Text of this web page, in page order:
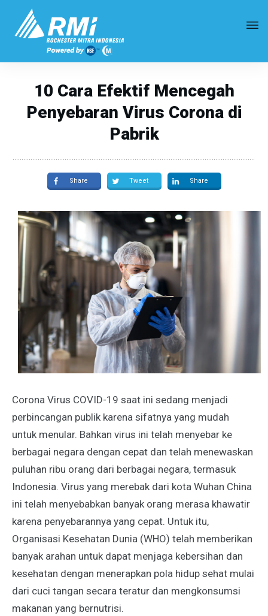
10 Cara Efektif Mencegah
Penyebaran Virus Corona di
Pabrik
Share Tweet Share
Corona Virus COVID-19 saat ini sedang menjadi
perbincangan publik karena sifatnya yang mudah
untuk menular. Bahkan virus ini telah menyebar ke
berbagai negara dengan cepat dan telah menewaskan
puluhan ribu orang dari berbagai negara, termasuk
Indonesia. Virus yang merebak dari kota Wuhan China
ini telah menyebabkan banyak orang merasa khawatir
karena penyebarannya yang cepat. Untuk itu,
Organisasi Kesehatan Dunia (WHO) telah memberikan
banyak arahan untuk dapat menjaga kebersihan dan
kesehatan dengan menerapkan pola hidup sehat mulai
dari cuci tangan secara teratur dan mengkonsumsi
makanan yang bernutrisi.